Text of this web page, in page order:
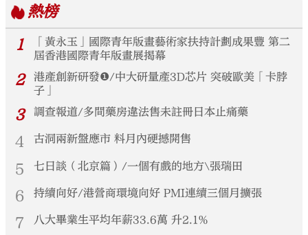
熱榜
1
「黃永玉」國際青年版畫藝術家扶持計劃成果豐 第二
屆香港國際青年版畫展揭幕
2
港產創新研發❶/中大研量產3D芯片 突破歐美「卡脖
子」
3 調查報道/多間藥房違法售未註冊日本止痛藥
4 古洞兩新盤應市 料月內硬撼開售
5 七日談（北京篇）/一個有戲的地方\張瑞田
6 持續向好/港營商環境向好 PMI連續三個月擴張
7 八大畢業生平均年薪33.6萬 升2.1%